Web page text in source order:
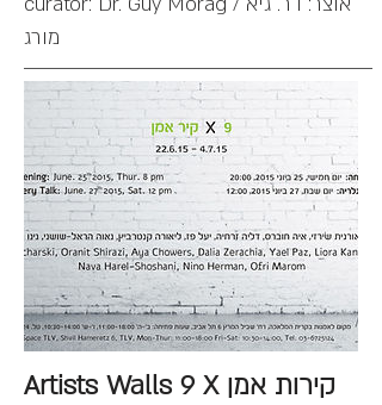
מורג
Artists Walls 9 X קירות אמן